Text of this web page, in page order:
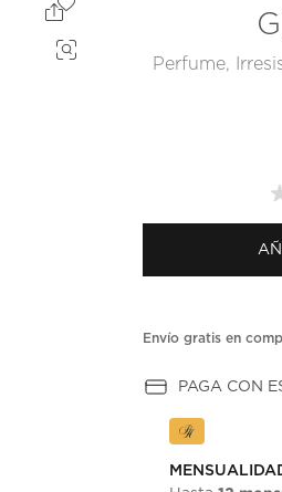
Perfume,
Envío gratis en
PAGA CON